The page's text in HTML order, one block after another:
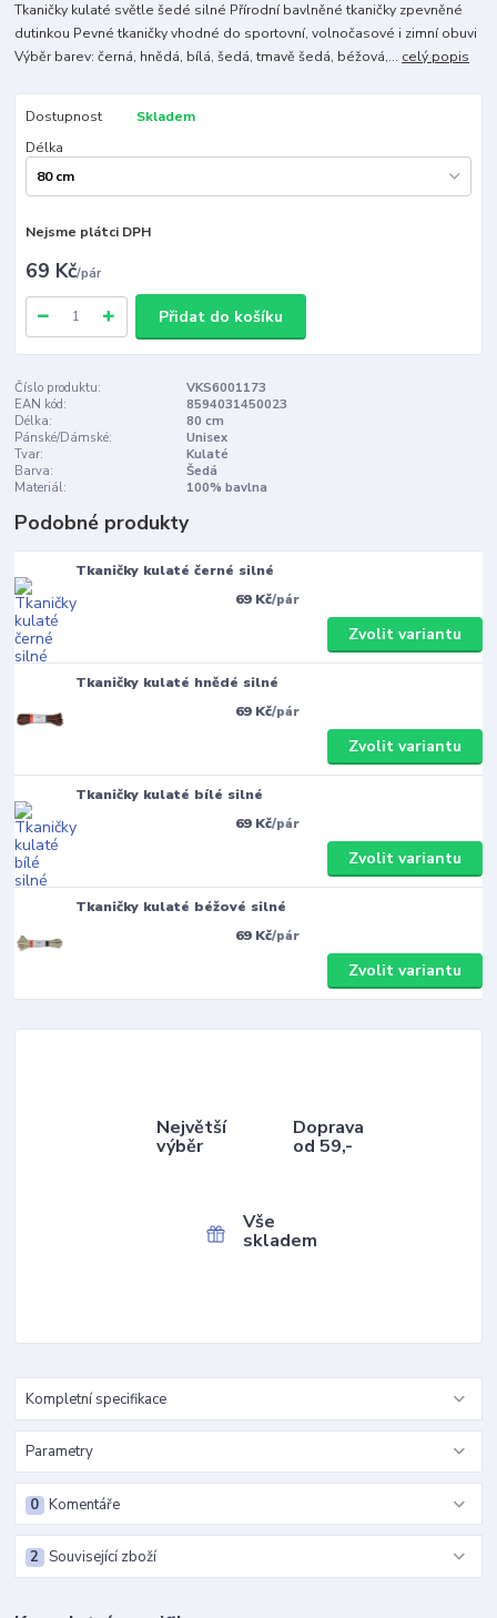
Tkaničky kulaté světle šedé silné Přírodní bavlněné tkaničky zpevněné
dutinkou Pevné tkaničky vhodné do sportovní, volnočasové i zimní obuvi
Výběr barev: černá, hnědá, bílá, šedá, tmavě šedá, béžová,... celý popis
Dostupnost
Skladem
Délka
Nejsme plátci DPH
69 Kč/pár
Přidat do košíku
Číslo produktu:
VKS6001173
EAN kód:
8594031450023
Délka:
80 cm
Pánské/Dámské:
Unisex
Tvar:
Kulaté
Barva:
Šedá
Materiál:
100% bavlna
Podobné produkty
Tkaničky kulaté černé silné
69 Kč/pár
Zvolit variantu
Tkaničky kulaté hnědé silné
69 Kč/pár
Zvolit variantu
Tkaničky kulaté bílé silné
69 Kč/pár
Zvolit variantu
Tkaničky kulaté béžové silné
69 Kč/pár
Zvolit variantu
Největší
výběr
Doprava
od 59,-
Vše
skladem
Kompletní specifikace
Parametry
Komentáře
0
Související zboží
2